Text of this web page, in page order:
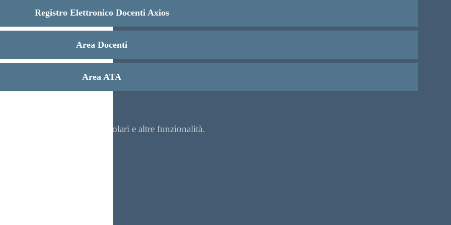
Registro Elettronico Docenti Axios
Area Docenti
Area ATA
contenuti, visualizzare circolari e altre funzionalità.